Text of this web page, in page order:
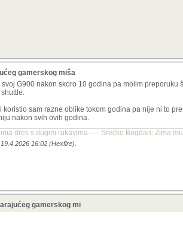
gamerskog miša
G900 nakon skoro 10 godina pa molim preporuku
koristio sam razne oblike tokom godina pa nije ni to
nakon svih ovih godina.
dres s dugim rukavima ---- Srećko Bogdan: Zima
16:02 (Hexfire).
gamerskog mi